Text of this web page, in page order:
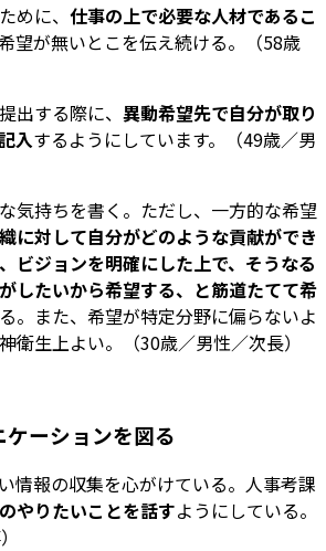
めに、 仕事の上で必要な人材であるこ
望が無いとこを伝え続ける。（58歳
出する際に、 異動希望先で自分が取り
入するようにしています。（49歳／男
気持ちを書く。ただし、一方的な希望
に対して自分がどのような貢献ができ
ビジョンを明確にした上で、そうなる
したいから希望する、と筋道たてて希
。また、希望が特定分野に偏らないよ
衛生上よい。（30歳／男性／次長）
ーションを図る
情報の収集を心がけている。人事考課
やりたいことを話すようにしている。